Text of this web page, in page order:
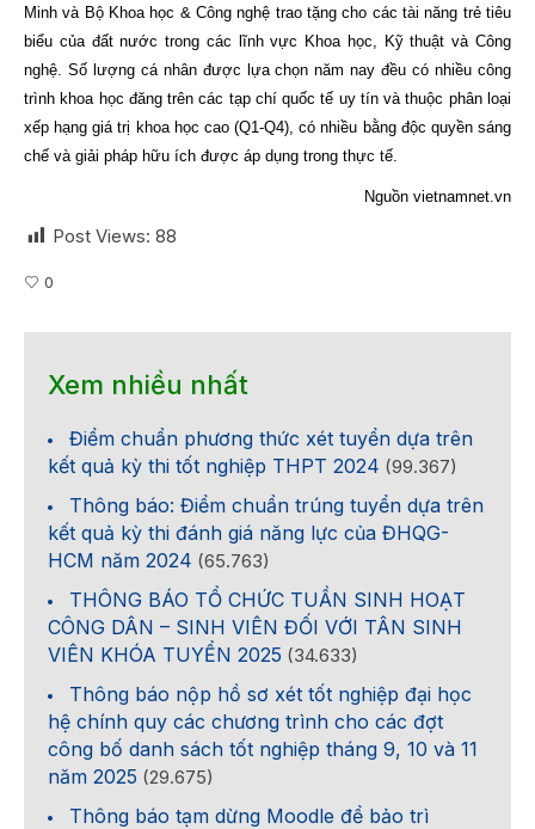
Minh và Bộ Khoa học & Công nghệ trao tặng cho các tài năng trẻ tiêu
biểu của đất nước trong các lĩnh vực Khoa học, Kỹ thuật và Công
nghệ. Số lượng cá nhân được lựa chọn năm nay đều có nhiều công
trình khoa học đăng trên các tạp chí quốc tế uy tín và thuộc phân loại
xếp hạng giá trị khoa học cao (Q1-Q4), có nhiều bằng độc quyền sáng
chế và giải pháp hữu ích được áp dụng trong thực tế.
Nguồn vietnamnet.vn
Post Views: 88
0
Xem nhiều nhất
Điểm chuẩn phương thức xét tuyển dựa trên
kết quả kỳ thi tốt nghiệp THPT 2024 (99.367)
Thông báo: Điểm chuẩn trúng tuyển dựa trên
kết quả kỳ thi đánh giá năng lực của ĐHQG-
HCM năm 2024 (65.763)
THÔNG BÁO TỔ CHỨC TUẦN SINH HOẠT
CÔNG DÂN – SINH VIÊN ĐỐI VỚI TÂN SINH
VIÊN KHÓA TUYỂN 2025 (34.633)
Thông báo nộp hồ sơ xét tốt nghiệp đại học
hệ chính quy các chương trình cho các đợt
công bố danh sách tốt nghiệp tháng 9, 10 và 11
năm 2025 (29.675)
Thông báo tạm dừng Moodle để bảo trì